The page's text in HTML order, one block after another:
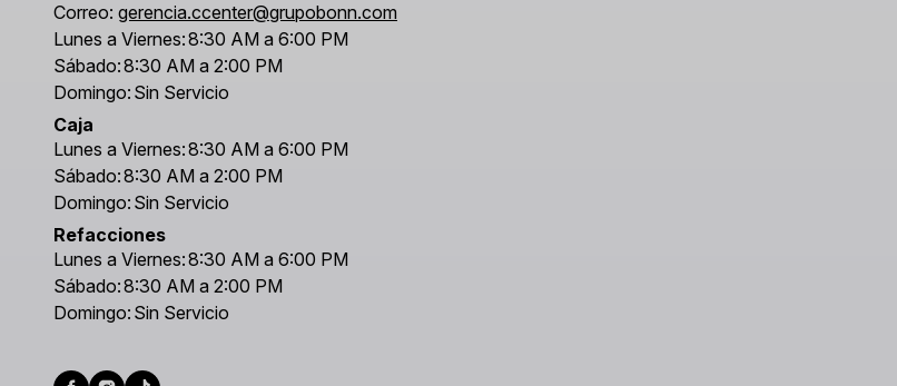
Correo: gerencia.ccenter@grupobonn.com
Lunes a Viernes:8:30 AM a 6:00 PM
Sábado:8:30 AM a 2:00 PM
Domingo: Sin Servicio
Caja
Lunes a Viernes:8:30 AM a 6:00 PM
Sábado:8:30 AM a 2:00 PM
Domingo: Sin Servicio
Refacciones
Lunes a Viernes:8:30 AM a 6:00 PM
Sábado:8:30 AM a 2:00 PM
Domingo: Sin Servicio